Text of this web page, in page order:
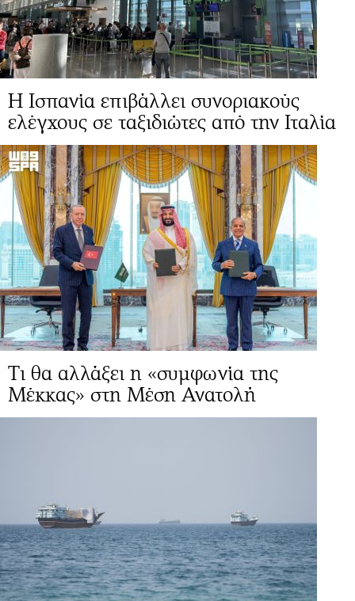
Η Ισπανία επιβάλλει συνοριακούς
ελέγχους σε ταξιδιώτες από την Ιταλία
Τι θα αλλάξει η «συμφωνία της
Μέκκας» στη Μέση Ανατολή